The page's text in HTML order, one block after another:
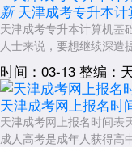
新 天津成考专升本
天津成考专升本计算机基
人士来说，要想继续深造
时间：03-13 整编：
天津成考网上报名时
天津成考网上报名时间表
成人高考是成年人获得高